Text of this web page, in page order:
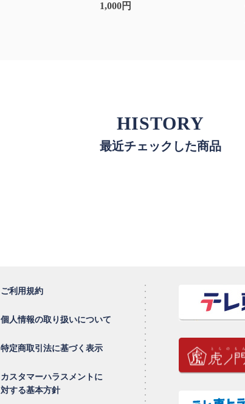
1,000円
HISTORY
最近チェックした商品
ご利用規約
個人情報の取り扱いについて
特定商取引法に基づく表示
カスタマーハラスメントに
対する基本方針